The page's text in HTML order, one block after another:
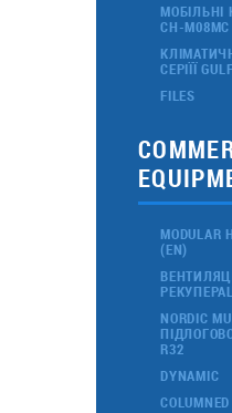
CH-M08MC
СЕРІЇЇ
FILES
MODULAR
(EN)
NORDIC
R32
DYNAMIC